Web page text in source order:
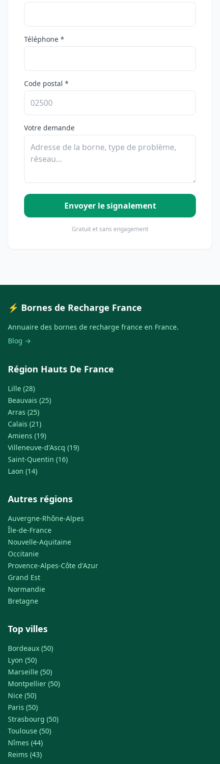
Téléphone *
Code postal *
Votre demande
Envoyer le signalement
Gratuit et sans engagement
⚡ Bornes de Recharge France
Annuaire des bornes de recharge france en France.
Blog →
Région Hauts De France
Lille (28)
Beauvais (25)
Arras (25)
Calais (21)
Amiens (19)
Villeneuve-d'Ascq (19)
Saint-Quentin (16)
Laon (14)
Autres régions
Auvergne-Rhône-Alpes
Île-de-France
Nouvelle-Aquitaine
Occitanie
Provence-Alpes-Côte d'Azur
Grand Est
Normandie
Bretagne
Top villes
Bordeaux (50)
Lyon (50)
Marseille (50)
Montpellier (50)
Nice (50)
Paris (50)
Strasbourg (50)
Toulouse (50)
Nîmes (44)
Reims (43)